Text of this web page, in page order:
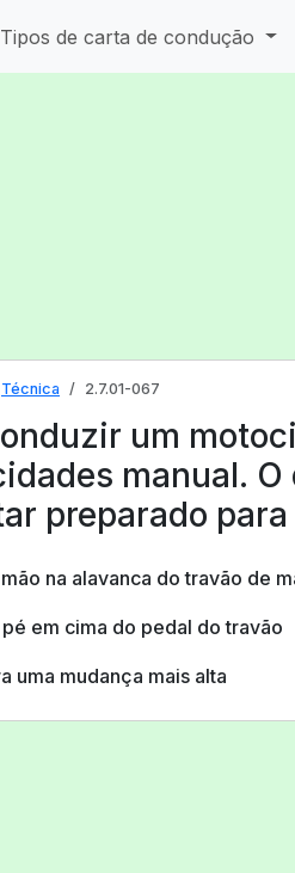
Tipos de carta de condução
Técnica 2.7.01-067
um
manual.
preparado
na alavanca do travão de
em cima do pedal do travão
uma mudança mais alta